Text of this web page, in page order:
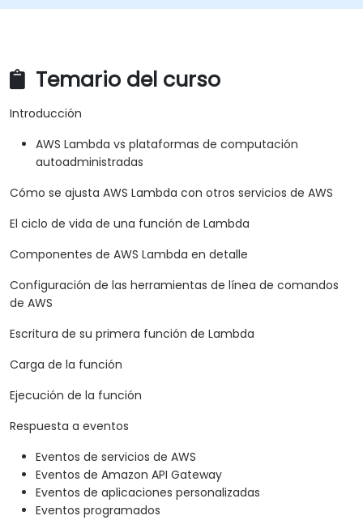
Temario del curso
Introducción
AWS Lambda vs plataformas de computación
autoadministradas
Cómo se ajusta AWS Lambda con otros servicios de AWS
El ciclo de vida de una función de Lambda
Componentes de AWS Lambda en detalle
Configuración de las herramientas de línea de comandos
de AWS
Escritura de su primera función de Lambda
Carga de la función
Ejecución de la función
Respuesta a eventos
Eventos de servicios de AWS
Eventos de Amazon API Gateway
Eventos de aplicaciones personalizadas
Eventos programados